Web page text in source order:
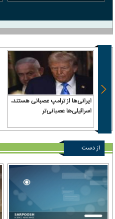
ایرانی‌ها از ترامپ عصبانی هستند،
اسرائیلی‌ها عصبانی‌تر
از دست
ندهید